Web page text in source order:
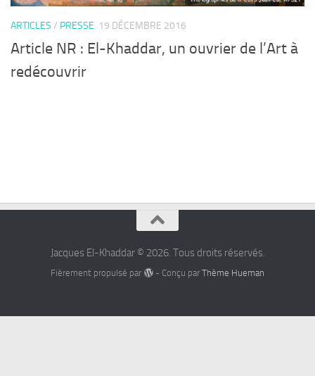
ARTICLES / PRESSE 19 DÉCEMBRE 2016
Article NR : El-Khaddar, un ouvrier de l’Art à
redécouvrir
Jacques El-Khaddar © 2026. Tous droits réservés.
Fièrement propulsé par - Conçu par Thème Hueman